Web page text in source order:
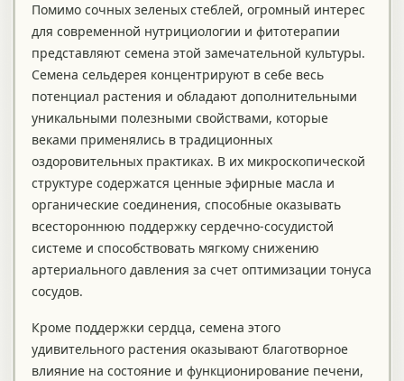
Помимо сочных зеленых стеблей, огромный интерес
для современной нутрициологии и фитотерапии
представляют семена этой замечательной культуры.
Семена сельдерея концентрируют в себе весь
потенциал растения и обладают дополнительными
уникальными полезными свойствами, которые
веками применялись в традиционных
оздоровительных практиках. В их микроскопической
структуре содержатся ценные эфирные масла и
органические соединения, способные оказывать
всестороннюю поддержку сердечно-сосудистой
системе и способствовать мягкому снижению
артериального давления за счет оптимизации тонуса
сосудов.
Кроме поддержки сердца, семена этого
удивительного растения оказывают благотворное
влияние на состояние и функционирование печени,